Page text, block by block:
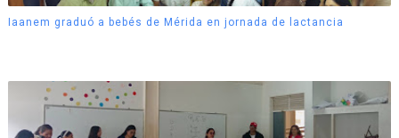
Iaanem graduó a bebés de Mérida en jornada de lactancia